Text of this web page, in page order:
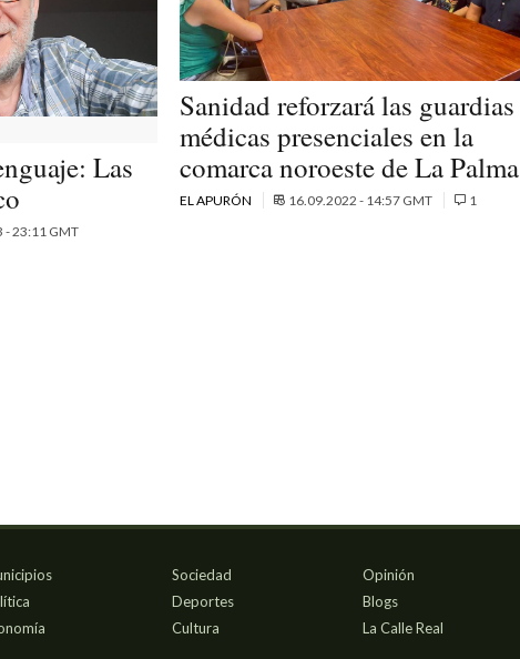
Las
- 23:11 GMT
Sanidad reforzará las guardias
médicas presenciales en la
comarca noroeste de La Palma
EL APURÓN 16.09.2022 - 14:57 GMT 1
Sociedad
Deportes
Cultura
Opinión
Blogs
La Calle Real